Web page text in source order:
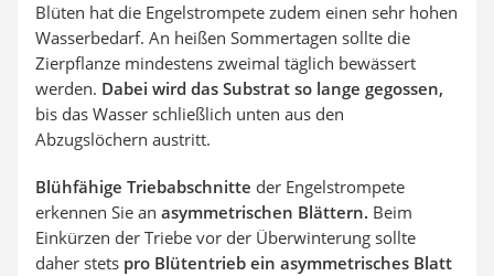
Blüten hat die Engelstrompete zudem einen sehr hohen
Wasserbedarf. An heißen Sommertagen sollte die
Zierpflanze mindestens zweimal täglich bewässert
werden. Dabei wird das Substrat so lange gegossen,
bis das Wasser schließlich unten aus den
Abzugslöchern austritt.
Blühfähige Triebabschnitte der Engelstrompete
erkennen Sie an asymmetrischen Blättern. Beim
Einkürzen der Triebe vor der Überwinterung sollte
daher stets pro Blütentrieb ein asymmetrisches Blatt